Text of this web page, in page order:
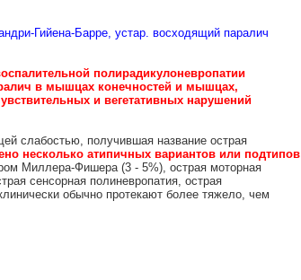
Гийена-Барре, устар. восходящий паралич
полирадикулоневропатии
в мышцах конечностей и мышцах,
и вегетативных нарушений
слабостью, получившая название острая
несколько атипичных вариантов или подтипов
Миллера-Фишера (3 - 5%), острая моторная
сенсорная полиневропатия, острая
обычно протекают более тяжело, чем